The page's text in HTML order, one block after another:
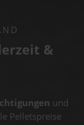
&
und
Pelletspreise